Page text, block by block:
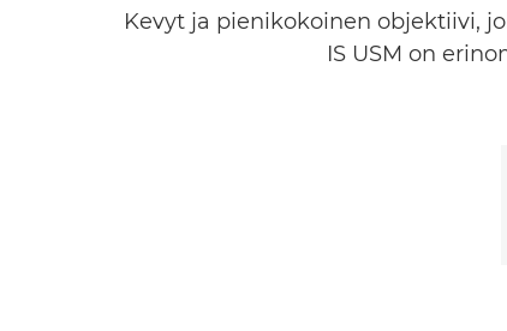
Kevyt ja pienikokoinen objektiivi,
IS USM on